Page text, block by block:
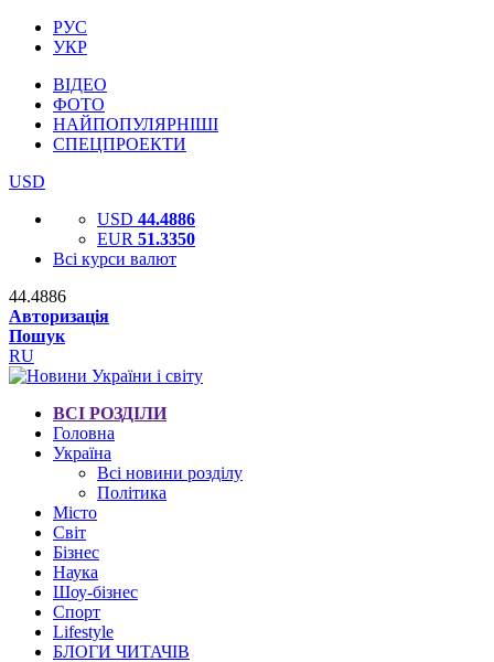
РУС
УКР
ВІДЕО
ФОТО
НАЙПОПУЛЯРНІШІ
СПЕЦПРОЕКТИ
USD
USD 44.4886
EUR 51.3350
Всі курси валют
44.4886
Авторизація
Пошук
RU
ВСІ РОЗДІЛИ
Головна
Україна
Всі новини розділу
Політика
Місто
Світ
Бізнес
Наука
Шоу-бізнес
Спорт
Lifestyle
БЛОГИ ЧИТАЧІВ